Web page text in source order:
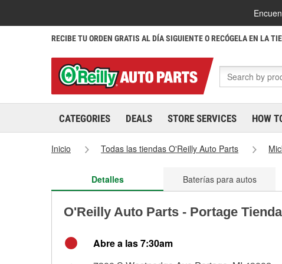
RECIBE TU ORDEN GRATIS AL DÍA SIGUIENTE O RECÓGELA EN LA
CATEGORIES DEALS STORE SERVICES HOW
Inicio Todas las tiendas O'Reilly Auto Parts
Detalles Baterías para autos
O'Reilly Auto Parts - Portage
Abre a las 7:30am